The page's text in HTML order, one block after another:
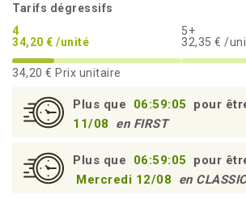
Tarifs dégressifs
4
34,20 € /unité
5+
32,35 € /
34,20 € Prix unitaire
Plus que 06:59:04 pour
11/08
en FIRST
Plus que 06:59:04
pour
Mercredi 12/08
en